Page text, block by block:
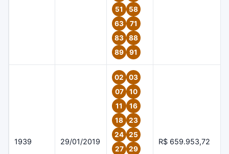
51
58
63
71
83
88
89
91
1939 29/01/2019
02
03
07
10
11
16
18
23
24
25
27
29
R$ 659.953,72